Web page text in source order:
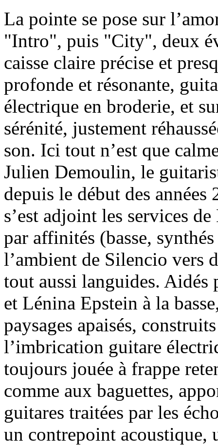
La pointe se pose sur
"Intro", puis "City", deux
caisse claire précise et
profonde et résonante,
électrique en broderie, et
sérénité, justement
son. Ici tout n’est que
Julien Demoulin, le
depuis le début des
s’est adjoint les services
par affinités (basse,
l’ambient de Silencio vers
tout aussi languides.
et Lénina Epstein à la
paysages apaisés,
l’imbrication guitare
toujours jouée à frappe
comme aux baguettes,
guitares traitées par les
un contrepoint acoustique,